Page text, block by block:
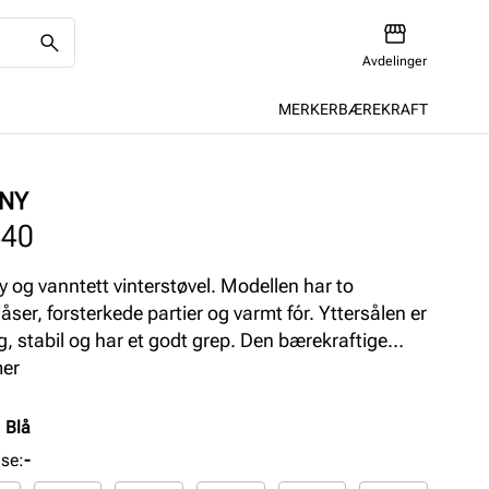
Avdelinger
MERKERBÆREKRAFT
og vanntett vinterstøvel. Modellen har to
forsterkede partier og varmt fór. Yttersålen er
stabil og har et godt grep. Den bærekraftige
membranen gjør at skoene er 100% vanntett
Blå
:-